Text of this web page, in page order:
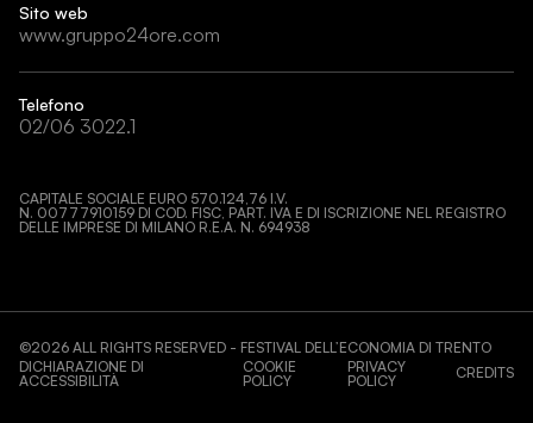
Sito web
www.gruppo24ore.com
Telefono
02/06 3022.1
CAPITALE SOCIALE EURO 570.124,76 I.V.
N. 00777910159 DI COD. FISC, PART. IVA E DI ISCRIZIONE NEL REGISTRO
DELLE IMPRESE DI MILANO R.E.A. N. 694938
©2026 ALL RIGHTS RESERVED - FESTIVAL DELL’ECONOMIA DI TRENTO
DICHIARAZIONE DI
ACCESSIBILITÀ
COOKIE
POLICY
PRIVACY
POLICY
CREDITS